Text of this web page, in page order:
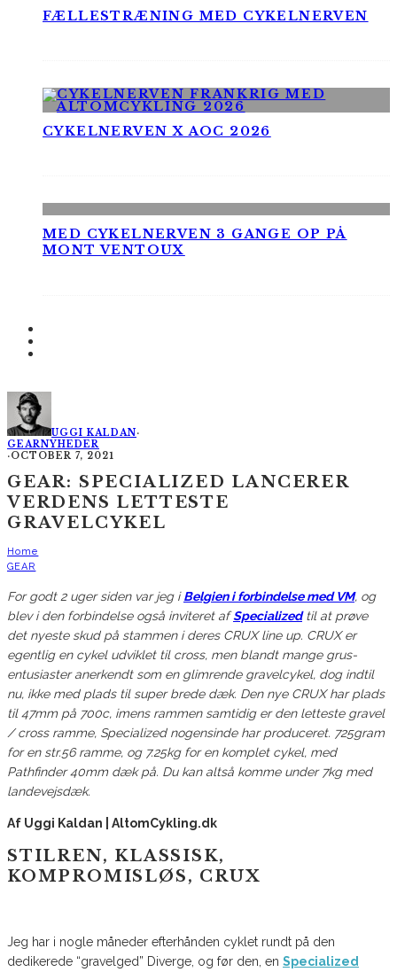
FÆLLESTRÆNING MED CYKELNERVEN
CYKELNERVEN X AOC 2026
MED CYKELNERVEN 3 GANGE OP PÅ
MONT VENTOUX
UGGI KALDAN·
GEARNYHEDER
·OCTOBER 7, 2021
GEAR: SPECIALIZED LANCERER
VERDENS LETTESTE
GRAVELCYKEL
Home
GEAR
For godt 2 uger siden var jeg iBelgien i forbindelse med VM, og
blev i den forbindelse også inviteret afSpecializedtil at prøve
det nyeste skud på stammen i deres CRUX line up. CRUX er
egentlig en cykel udviklet til cross, men blandt mange grus-
entusiaster anerkendt som en glimrende gravelcykel, dog indtil
nu, ikke med plads til super brede dæk. Den nye CRUX har plads
til 47mm på 700c, imens rammen samtidig er den letteste gravel
/ cross ramme, Specialized nogensinde har produceret. 725gram
for en str.56 ramme, og 7.25kg for en komplet cykel, med
Pathfinder 40mm dæk på. Du kan altså komme under 7kg med
landevejsdæk.
Af Uggi Kaldan | AltomCykling.dk
STILREN, KLASSISK,
KOMPROMISLØS, CRUX
Jeg har i nogle måneder efterhånden cyklet rundt på den
dedikerede “gravelged” Diverge, og før den, en Specialized